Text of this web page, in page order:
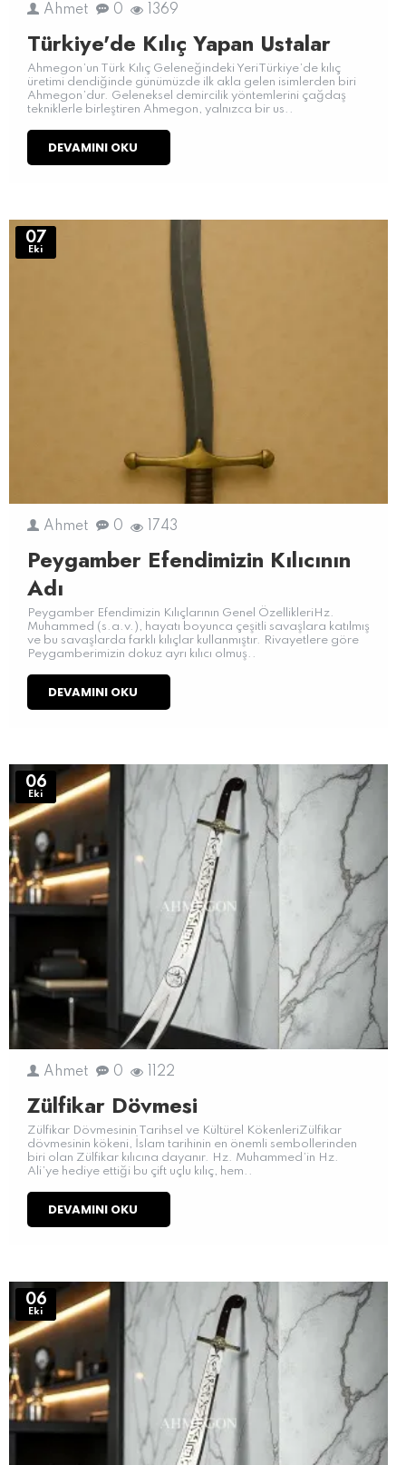
Ahmet 0 1369
Türkiye'de Kılıç Yapan Ustalar
Ahmegon’un Türk Kılıç Geleneğindeki YeriTürkiye’de kılıç
üretimi dendiğinde günümüzde ilk akla gelen isimlerden biri
Ahmegon’dur. Geleneksel demircilik yöntemlerini çağdaş
tekniklerle birleştiren Ahmegon, yalnızca bir us..
DEVAMINI OKU
07
Eki
Ahmet 0 1743
Peygamber Efendimizin Kılıcının
Adı
Peygamber Efendimizin Kılıçlarının Genel ÖzellikleriHz.
Muhammed (s.a.v.), hayatı boyunca çeşitli savaşlara katılmış
ve bu savaşlarda farklı kılıçlar kullanmıştır. Rivayetlere göre
Peygamberimizin dokuz ayrı kılıcı olmuş..
DEVAMINI OKU
06
Eki
Ahmet 0 1122
Zülfikar Dövmesi
Zülfikar Dövmesinin Tarihsel ve Kültürel KökenleriZülfikar
dövmesinin kökeni, İslam tarihinin en önemli sembollerinden
biri olan Zülfikar kılıcına dayanır. Hz. Muhammed’in Hz.
Ali’ye hediye ettiği bu çift uçlu kılıç, hem..
DEVAMINI OKU
06
Eki